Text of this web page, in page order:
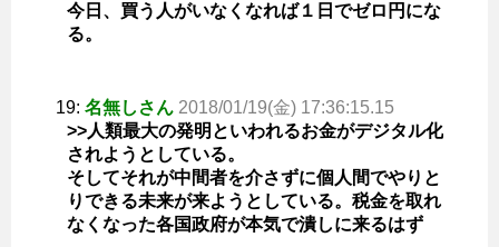
今日、買う人がいなくなれば１日でゼロ円にな
る。
19: 名無しさん 2018/01/19(金) 17:36:15.15
>>人類最大の発明といわれるお金がデジタル化
されようとしている。
そしてそれが中間者を介さずに個人間でやりと
りできる未来が来ようとしている。税金を取れ
なくなった各国政府が本気で潰しに来るはず